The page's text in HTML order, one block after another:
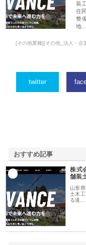
装
住
整
地…
[その他業種][その他_法人・企
twitter
おすすめ記事
株式
舗装
山形
土木
る道…